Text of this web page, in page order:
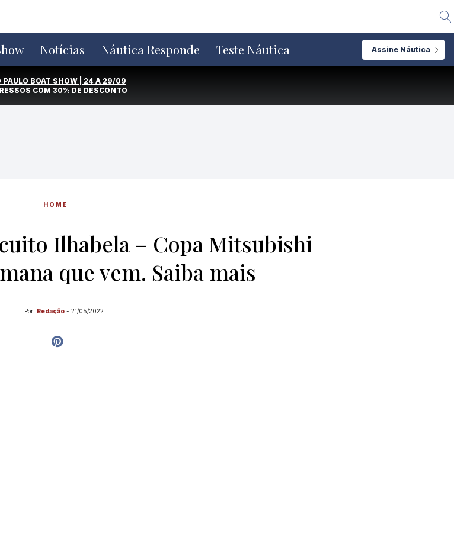
Notícias Náutica Responde Teste Náutica Assine Náutica
PAULO BOAT SHOW | 24 A 29/09
COM 30% DE DESCONTO
HOME
Ilhabela – Copa Mitsubishi
que vem. Saiba mais
Por: Redação - 21/05/2022